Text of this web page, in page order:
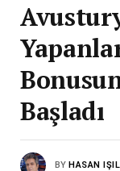
Başladı
BY HASAN